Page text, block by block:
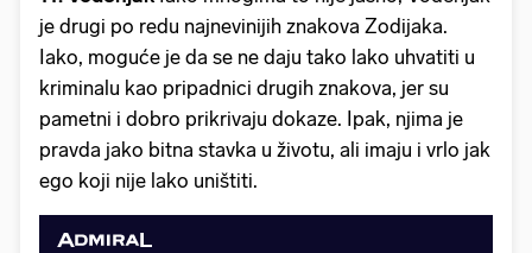
je drugi po redu najnevinijih znakova Zodijaka.
Iako, moguće je da se ne daju tako lako uhvatiti u
kriminalu kao pripadnici drugih znakova, jer su
pametni i dobro prikrivaju dokaze. Ipak, njima je
pravda jako bitna stavka u životu, ali imaju i vrlo jak
ego koji nije lako uništiti.